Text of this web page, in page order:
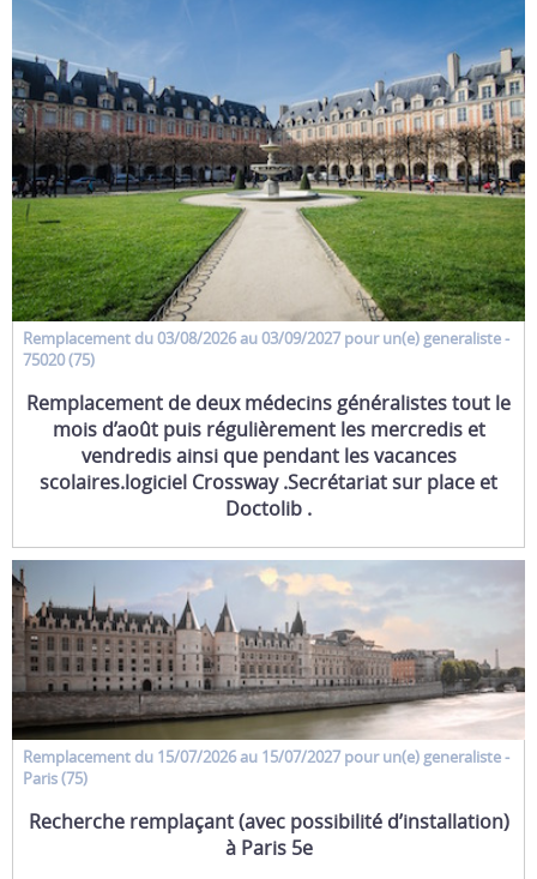
Remplacement du 03/08/2026 au 03/09/2027 pour un(e) generaliste-
75020 (75)
Remplacement de deux médecins généralistes tout le
mois d’août puis régulièrement les mercredis et
vendredis ainsi que pendant les vacances
scolaires.logiciel Crossway .Secrétariat sur place et
Doctolib .
Remplacement du 15/07/2026 au 15/07/2027 pour un(e) generaliste-
Paris (75)
Recherche remplaçant (avec possibilité d’installation)
à Paris 5e